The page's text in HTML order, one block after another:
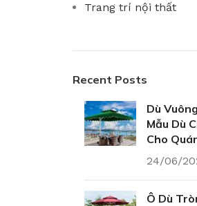
Trang trí nội thất
Recent Posts
Dù
Mẫu Dù
Cho
24/06/
Ô Dù